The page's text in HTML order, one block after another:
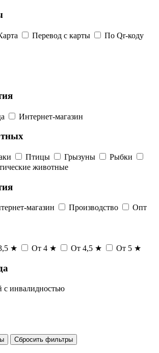
Перевод с карты По Qr-коду
Интернет-магазин
Птицы Грызуны
Рыбки
животные
магазин Производство Опт
★ От 4 ★ От 4,5 ★ От 5 ★
с инвалидностью
Сбросить фильтры